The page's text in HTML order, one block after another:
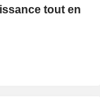
tout en